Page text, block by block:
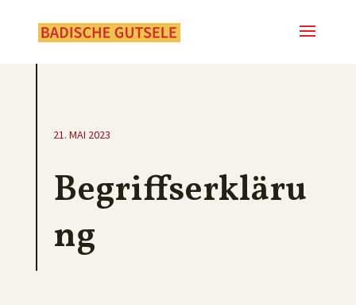
21. MAI 2023
Begriffserkläru
ng